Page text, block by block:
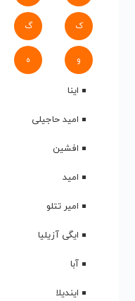
ک گ
و ه
اینا
امید حاجیلی
افشین
امید
امیر تتلو
ایگی آزیلیا
آبا
ایندیلا